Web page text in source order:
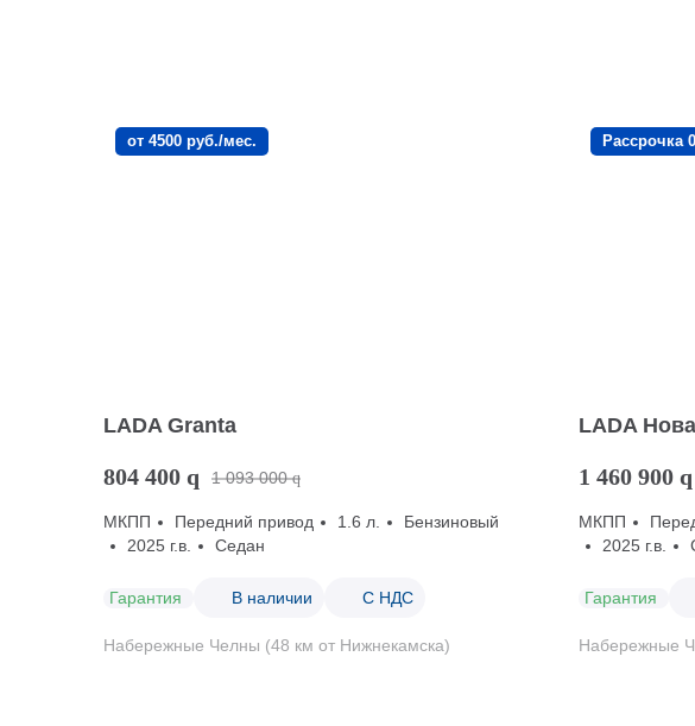
от 4500 руб./мес.
LADA Granta
804 400 q 1 093 000 q
МКПП Передний привод 1.6 л.
Бензиновый
2025 г.в.
Седан
Гарантия В наличии С НДС
Набережные Челны (48 км от Нижнекамска)
Рассрочка
LADA
1 460 900 q
МКПП
2025 г.в.
Гарантия
Набережные